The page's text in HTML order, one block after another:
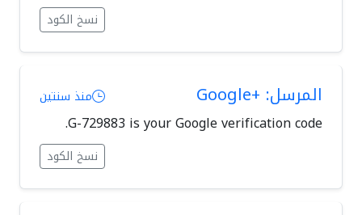
نسخ الكود
المرسل: +Google منذ سنتين
G-729883 is your Google verification code.
نسخ الكود